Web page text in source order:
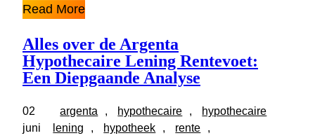
Read More
Alles over de Argenta
Hypothecaire Lening Rentevoet:
Een Diepgaande Analyse
02
juni
argenta , hypothecaire ,
hypothecaire
lening
, hypotheek , rente